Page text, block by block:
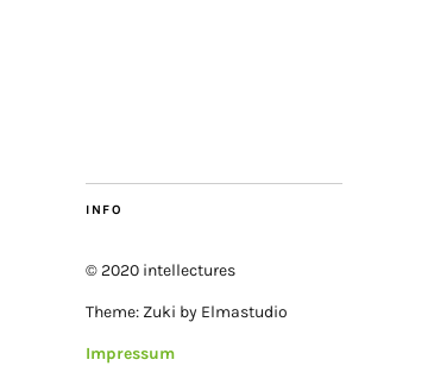
INFO
© 2020 intellectures
Theme: Zuki by Elmastudio
Impressum